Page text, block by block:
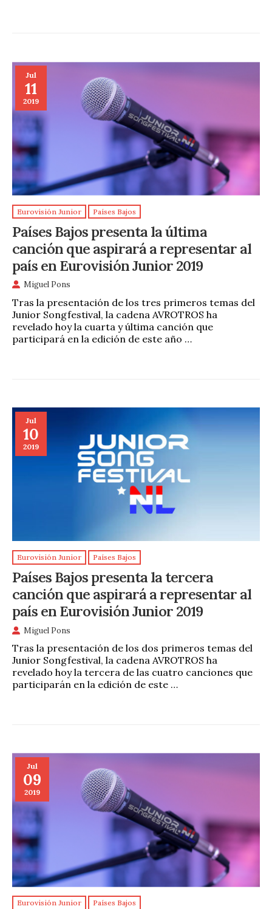
Jul
11
2019
Eurovisión Junior Países Bajos
Países Bajos presenta la última
canción que aspirará a representar al
país en Eurovisión Junior 2019
Miguel Pons
Tras la presentación de los tres primeros temas del
Junior Songfestival, la cadena AVROTROS ha
revelado hoy la cuarta y última canción que
participará en la edición de este año …
Jul
10
2019
Eurovisión Junior Países Bajos
Países Bajos presenta la tercera
canción que aspirará a representar al
país en Eurovisión Junior 2019
Miguel Pons
Tras la presentación de los dos primeros temas del
Junior Songfestival, la cadena AVROTROS ha
revelado hoy la tercera de las cuatro canciones que
participarán en la edición de este …
Jul
09
2019
Eurovisión Junior Países Bajos